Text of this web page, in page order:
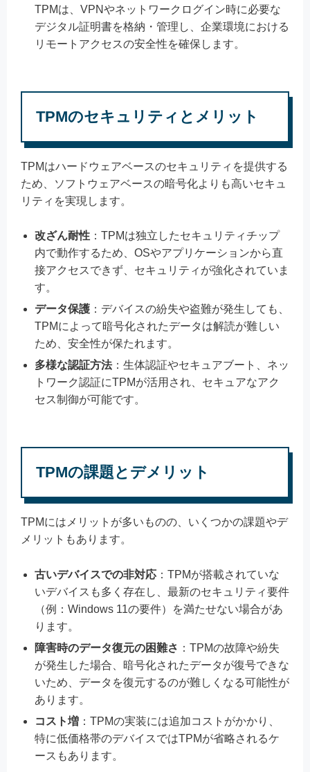
TPMは、VPNやネットワークログイン時に必要な
デジタル証明書を格納・管理し、企業環境における
リモートアクセスの安全性を確保します。
TPMのセキュリティとメリット
TPMはハードウェアベースのセキュリティを提供する
ため、ソフトウェアベースの暗号化よりも高いセキュ
リティを実現します。
改ざん耐性 ：TPMは独立したセキュリティチップ
内で動作するため、OSやアプリケーションから直
接アクセスできず、セキュリティが強化されていま
す。
データ保護 ：デバイスの紛失や盗難が発生しても、
TPMによって暗号化されたデータは解読が難しい
ため、安全性が保たれます。
多様な認証方法：生体認証やセキュアブート、ネッ
トワーク認証にTPMが活用され、セキュアなアク
セス制御が可能です。
TPMの課題とデメリット
TPMにはメリットが多いものの、いくつかの課題やデ
メリットもあります。
古いデバイスでの非対応 ：TPMが搭載されていな
いデバイスも多く存在し、最新のセキュリティ要件
（例：Windows 11の要件）を満たせない場合があ
ります。
障害時のデータ復元の困難さ ：TPMの故障や紛失
が発生した場合、暗号化されたデータが復号できな
いため、データを復元するのが難しくなる可能性が
あります。
コスト増 ：TPMの実装には追加コストがかかり、
特に低価格帯のデバイスではTPMが省略されるケ
ースもあります。